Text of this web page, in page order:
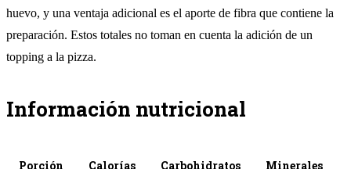
huevo, y una ventaja adicional es el aporte de fibra que contiene la
preparación. Estos totales no toman en cuenta la adición de un
topping a la pizza.
Información nutricional
Porción Calorías Carbohidratos Minerales